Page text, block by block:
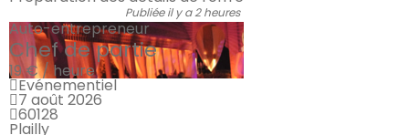
Publiée il y a 2 heures
Auto-entrepreneur
Chef de partie
19 € / heure
Evénementiel
7 août 2026
60128
Plailly